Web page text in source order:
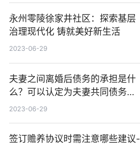
永州零陵徐家井社区：探索基层
治理现代化 铸就美好新生活
2023-06-29
夫妻之间离婚后债务的承担是什
么？可以认定为夫妻共同债务的
情形都有哪些？
2023-06-29
签订赡养协议时需注意哪些建议-